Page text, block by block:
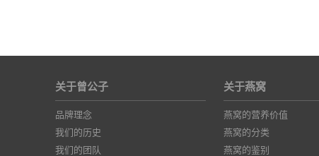
关于曾公子
品牌理念
我们的历史
我们的团队
关于燕窝
燕窝的营养价值
燕窝的分类
燕窝的鉴别